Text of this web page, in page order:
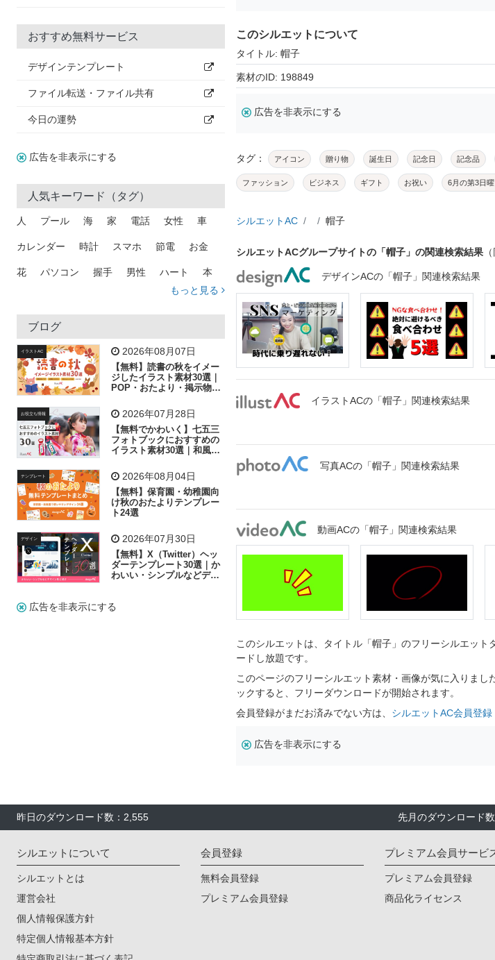
おすすめ無料サービス
デザインテンプレート
ファイル転送・ファイル共有
今日の運勢
広告を非表示にする
人気キーワード（タグ）
人 プール 海 家 電話 女性 車
カレンダー 時計 スマホ 節電 お金
花 パソコン 握手 男性 ハート 本
トラック 木
吹き出し
飛行機 グラフ ビル 魚 家族 書類
歩く 工場 会社 太陽 キラキラ
子供 作業員 葉 相談 ピクトグラム
もっと見る
ブログ
イラストAC 2026年08月07日
【無料】読書の秋をイメー
ジしたイラスト素材30選｜
POP・おたより・掲示物に
お役立ち情報 2026年07月28日
【無料でかわいく】七五三
フォトブックにおすすめの
イラスト素材30選｜和風の
テンプレート 2026年08月04日
【無料】保育園・幼稚園向
け秋のおたよりテンプレー
ト24選
デザイン 2026年07月30日
【無料】X（Twitter）ヘッ
ダーテンプレート30選｜か
わいい・シンプルなどデザ
広告を非表示にする
このシルエットについて
タイトル: 帽子
素材のID: 198849
広告を非表示にする
タグ： アイコン 贈り物 誕生日 記念日 記念品
ファッション ビジネス ギフト お祝い 6月の第3日曜
シルエットAC 帽子
シルエットACグループサイトの「帽子」の関連検索結果
デザインACの「帽子」関連検索結果
イラストACの「帽子」関連検索結果
写真ACの「帽子」関連検索結果
動画ACの「帽子」関連検索結果
このシルエットは、タイトル「帽子」のフリーシルエッ
ードし放題です。
このページのフリーシルエット素材・画像が気に入りまし
ックすると、フリーダウンロードが開始されます。
会員登録がまだお済みでない方は、 シルエットAC会員登録
広告を非表示にする
昨日のダウンロード数：2,555 先月のダウンロード
シルエットについて
シルエットとは
運営会社
個人情報保護方針
特定個人情報基本方針
会員登録
無料会員登録
プレミアム会員登録
プレミアム会員サービ
プレミアム会員登録
商品化ライセンス